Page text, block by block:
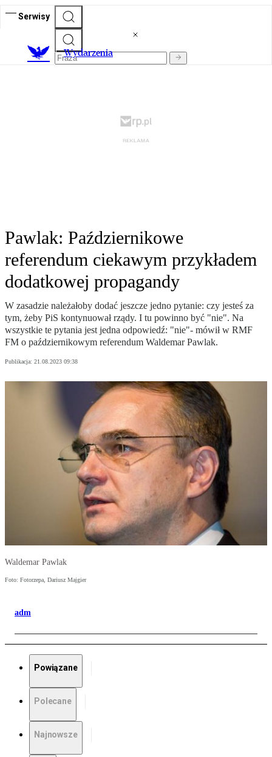
Serwisy
Wydarzenia
Pawlak: Październikowe
referendum ciekawym przykładem
dodatkowej propagandy
W zasadzie należałoby dodać jeszcze jedno pytanie: czy jesteś za
tym, żeby PiS kontynuował rządy. I tu powinno być "nie". Na
wszystkie te pytania jest jedna odpowiedź: "nie"- mówił w RMF
FM o październikowym referendum Waldemar Pawlak.
Publikacja: 21.08.2023 09:38
Waldemar Pawlak
Foto: Fotorzepa, Dariusz Majgier
adm
Powiązane
Polecane
Najnowsze